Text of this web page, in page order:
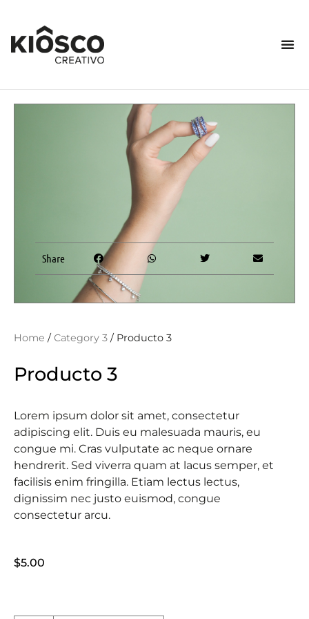
Home /Category 3 / Producto 3
Producto 3
Lorem ipsum dolor sit amet, consectetur
adipiscing elit. Duis eu malesuada mauris, eu
congue mi. Cras vulputate ac neque ornare
hendrerit. Sed viverra quam at lacus semper, et
facilisis enim fringilla. Etiam lectus lectus,
dignissim nec justo euismod, congue
consectetur arcu.
$5.00
Share